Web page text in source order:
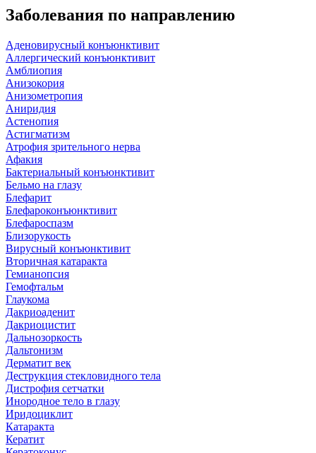
Заболевания по направлению
Аденовирусный конъюнктивит
Аллергический конъюнктивит
Амблиопия
Анизокория
Анизометропия
Аниридия
Астенопия
Астигматизм
Атрофия зрительного нерва
Афакия
Бактериальный конъюнктивит
Бельмо на глазу
Блефарит
Блефароконъюнктивит
Блефароспазм
Близорукость
Вирусный конъюнктивит
Вторичная катаракта
Гемианопсия
Гемофтальм
Глаукома
Дакриоаденит
Дакриоцистит
Дальнозоркость
Дальтонизм
Дерматит век
Деструкция стекловидного тела
Дистрофия сетчатки
Инородное тело в глазу
Иридоциклит
Катаракта
Кератит